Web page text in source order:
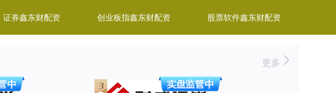
证券鑫东财配资 创业板指鑫东财配资 股票软件鑫东财配资
更多